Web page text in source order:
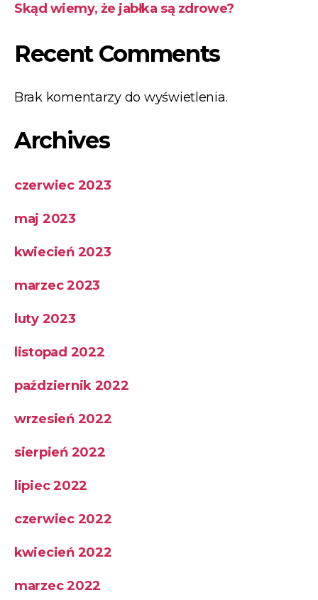
Skąd wiemy, że jabłka są zdrowe?
Recent Comments
Brak komentarzy do wyświetlenia.
Archives
czerwiec 2023
maj 2023
kwiecień 2023
marzec 2023
luty 2023
listopad 2022
październik 2022
wrzesień 2022
sierpień 2022
lipiec 2022
czerwiec 2022
kwiecień 2022
marzec 2022